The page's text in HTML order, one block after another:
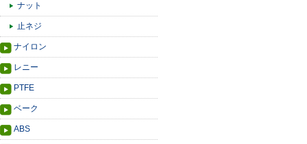
ナット
止ネジ
ナイロン
レニー
PTFE
ベーク
ABS